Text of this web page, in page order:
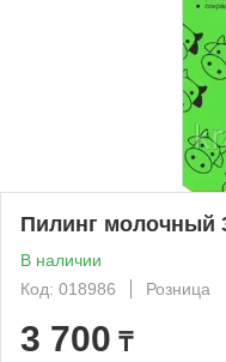
Пилинг молочный
В наличии
Код: 018986
Розница
3 700 ₸